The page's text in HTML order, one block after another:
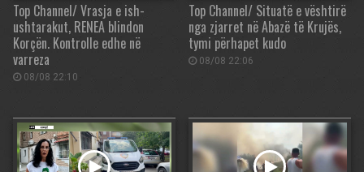
Top Channel/ Vrasja e ish-
ushtarakut, RENEA blindon
Korçën. Kontrolle edhe në
varreza
08/08 22:10
Top Channel/ Situatë e vështirë
nga zjarret në Abazë të Krujës,
tymi përhapet kudo
08/08 22:06